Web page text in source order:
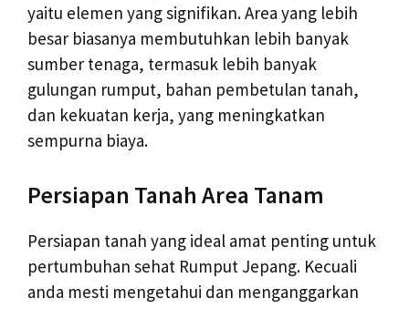
yaitu elemen yang signifikan. Area yang lebih
besar biasanya membutuhkan lebih banyak
sumber tenaga, termasuk lebih banyak
gulungan rumput, bahan pembetulan tanah,
dan kekuatan kerja, yang meningkatkan
sempurna biaya.
Persiapan Tanah Area Tanam
Persiapan tanah yang ideal amat penting untuk
pertumbuhan sehat Rumput Jepang. Kecuali
anda mesti mengetahui dan menganggarkan